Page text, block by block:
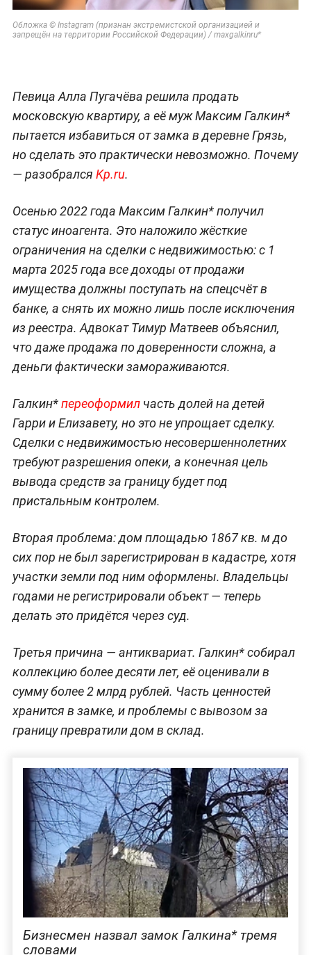
Обложка © Instagram (признан экстремистской организацией и
запрещён на территории Российской Федерации) / maxgalkinru*
Певица Алла Пугачёва решила продать
московскую квартиру, а её муж Максим Галкин*
пытается избавиться от замка в деревне Грязь,
но сделать это практически невозможно. Почему
— разобрался Kp.ru.
Осенью 2022 года Максим Галкин* получил
статус иноагента. Это наложило жёсткие
ограничения на сделки с недвижимостью: с 1
марта 2025 года все доходы от продажи
имущества должны поступать на спецсчёт в
банке, а снять их можно лишь после исключения
из реестра. Адвокат Тимур Матвеев объяснил,
что даже продажа по доверенности сложна, а
деньги фактически замораживаются.
Галкин*переоформил часть долей на детей
Гарри и Елизавету, но это не упрощает сделку.
Сделки с недвижимостью несовершеннолетних
требуют разрешения опеки, а конечная цель
вывода средств за границу будет под
пристальным контролем.
Вторая проблема: дом площадью 1867 кв. м до
сих пор не был зарегистрирован в кадастре, хотя
участки земли под ним оформлены. Владельцы
годами не регистрировали объект — теперь
делать это придётся через суд.
Третья причина — антиквариат. Галкин* собирал
коллекцию более десяти лет, её оценивали в
сумму более 2 млрд рублей. Часть ценностей
хранится в замке, и проблемы с вывозом за
границу превратили дом в склад.
Бизнесмен назвал замок Галкина* тремя
словами